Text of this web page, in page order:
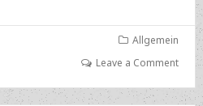
Allgemein
Leave a Comment